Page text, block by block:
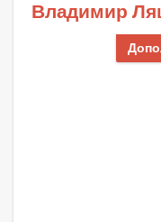
Владимир